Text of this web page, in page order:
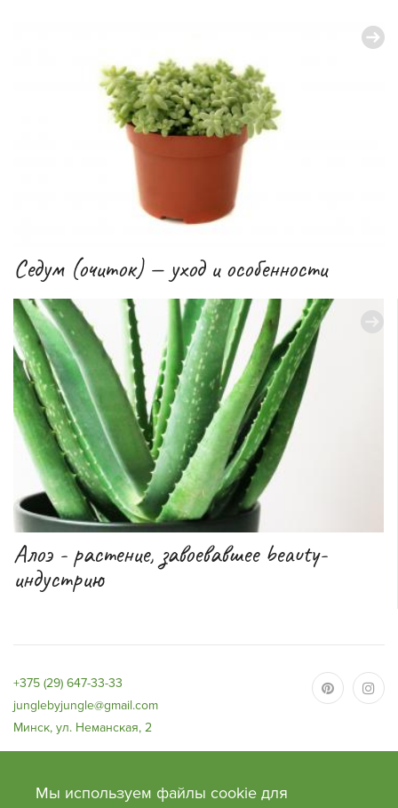
Седум (очиток) — уход и особенности
Алоэ - растение, завоевавшее beauty-
индустрию
+375 (29) 647-33-33
junglebyjungle@gmail.com
Минск, ул. Неманская, 2
Мы используем файлы cookie для